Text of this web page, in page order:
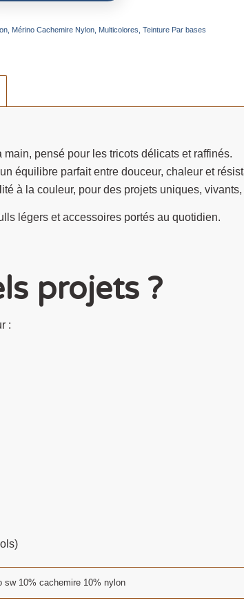
, Mérino Cachemire Nylon, Multicolores Teinture Par bases
pensé pour les tricots délicats et raffinés.
équilibre parfait entre douceur, chaleur et
à la couleur, pour des projets uniques,
légers et accessoires portés au quotidien.
projets ?
:
sw 10% cachemire 10% nylon